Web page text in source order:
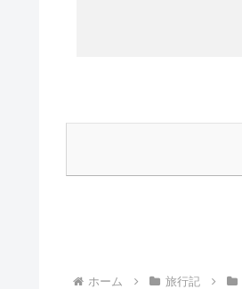
ホーム 旅行記